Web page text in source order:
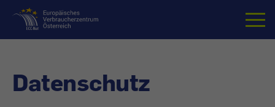
Startseite
Datenschutz